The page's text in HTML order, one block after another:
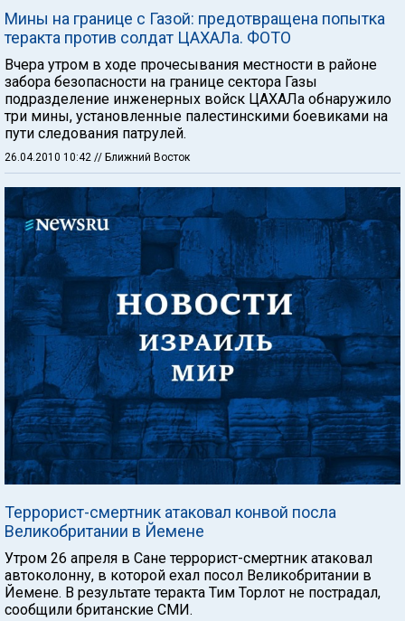
Мины на границе с Газой: предотвращена попытка
теракта против солдат ЦАХАЛа. ФОТО
Вчера утром в ходе прочесывания местности в районе
забора безопасности на границе сектора Газы
подразделение инженерных войск ЦАХАЛа обнаружило
три мины, установленные палестинскими боевиками на
пути следования патрулей.
26.04.2010 10:42 // Ближний Восток
Террорист-смертник атаковал конвой посла
Великобритании в Йемене
Утром 26 апреля в Сане террорист-смертник атаковал
автоколонну, в которой ехал посол Великобритании в
Йемене. В результате теракта Тим Торлот не пострадал,
сообщили британские СМИ.